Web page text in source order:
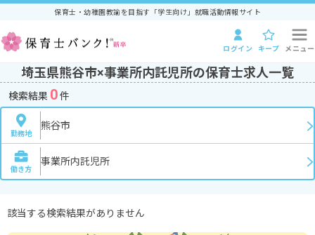
保育士・幼稚園教諭を目指す「学生向け」就職活動情報サイト
ログイン キープ メニュー
埼玉県熊谷市×事業所内託児所の保育士求人一覧
検索結果 0件
勤務地
熊谷市
働き方
事業所内託児所
該当する検索結果がありません